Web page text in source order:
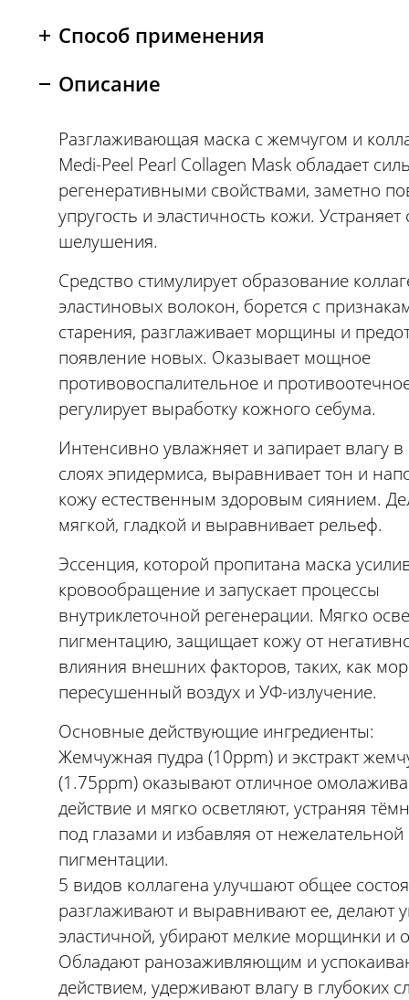
Способ применения
Описание
Разглаживающая маска с жемчугом и
Medi-Peel Pearl Collagen Mask обладает
регенеративными свойствами, заметно
упругость и эластичность кожи. Устраняет
шелушения.
Средство стимулирует образование
эластиновых волокон, борется с
старения, разглаживает морщины и
появление новых. Оказывает мощное
противовоспалительное и
регулирует выработку кожного себума.
Интенсивно увлажняет и запирает влагу в
слоях эпидермиса, выравнивает тон и
кожу естественным здоровым сиянием.
мягкой, гладкой и выравнивает рельеф.
Эссенция, которой пропитана маска
кровообращение и запускает процессы
внутриклеточной регенерации. Мягко
пигментацию, защищает кожу от
влияния внешних факторов, таких, как
пересушенный воздух и УФ-излучение.
Основные действующие ингредиенты:
Жемчужная пудра (10ppm) и экстракт
(1.75ppm) оказывают отличное
действие и мягко осветляют, устраняя
под глазами и избавляя от нежелательной
пигментации.
5 видов коллагена улучшают общее
разглаживают и выравнивают ее, делают
эластичной, убирают мелкие морщинки и
Обладают ранозаживляющим и
действием, удерживают влагу в глубоких